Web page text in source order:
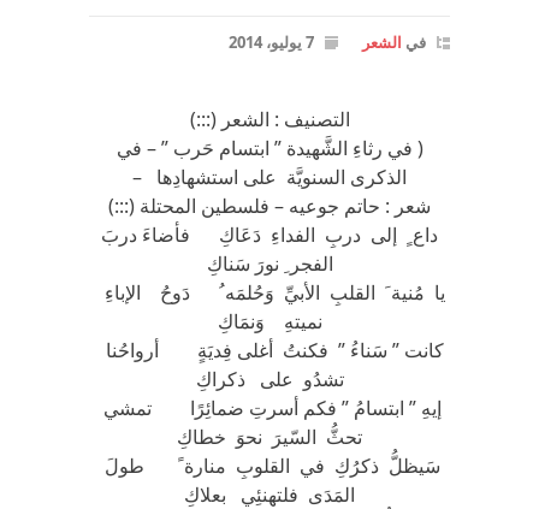
في الشعر 7 يوليو، 2014
التصنيف : الشعر (:::)
( في رثاءِ الشَّهيدة ” ابتسام حَرب ” – في
الذكرى السنويَّة على استشهادِها –
شعر : حاتم جوعيه – فلسطين المحتلة (:::)
داع ٍ إلى دربِ الفداءِ دَعَاكِ فأضاءَ دربَ
الفجر ِ نورَ سَناكِ
يا مُنية َ القلبِ الأبيِّ وَحُلمَه ُ دَوحُ الإباءِ
نميتهِ وَنمَاكِ
كانت ” سَناءُ ” فكنتُ أغلى فِديَةٍ أرواحُنا
تشدُو على ذكراكِ
إيهِ ” ابتسامُ ” فكم أسرتِ ضمائِرًا تمشي
تحثُّ السّيرَ نحوَ خطاكِ
سَيظلُّ ذكرُكِ في القلوبِ منارة ً طولَ
المَدَى فلتهنئِي بعلاكِ